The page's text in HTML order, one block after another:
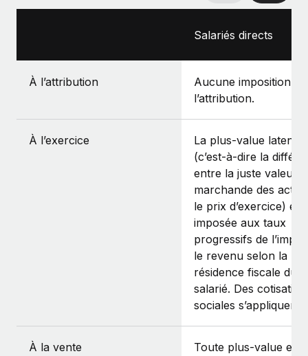
Salariés directs
À l’attribution
Aucune imposition à
l’attribution.
À l’exercice
La plus-value latente
(c’est‑à‑dire la
entre la juste valeur
marchande des
le prix d’exercice) est
imposée aux taux
progressifs de
le revenu selon la
résidence fiscale du
salarié. Des
sociales s’appliquent.
À la vente
Toute plus-value est